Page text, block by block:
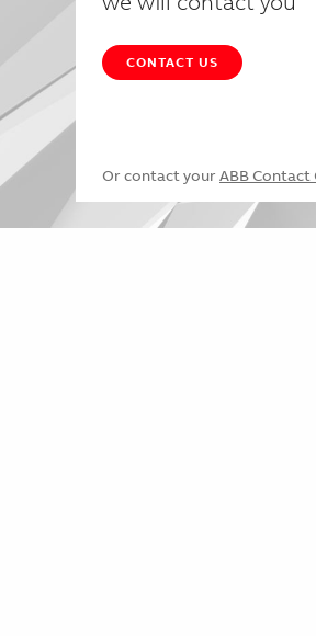
CONTACT US
Or contact your ABB Contact